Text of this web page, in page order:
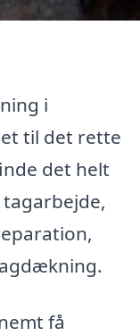
i
til det rette
det helt
få